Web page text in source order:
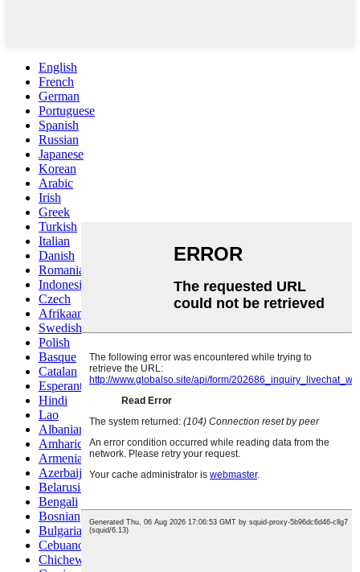
English
French
German
Portuguese
Spanish
Russian
Japanese
Korean
Arabic
Irish
Greek
Turkish
Italian
Danish
Romanian
Indonesian
Czech
Afrikaans
Swedish
Polish
Basque
Catalan
Esperanto
Hindi
Lao
Albanian
Amharic
Armenian
Azerbaijani
Belarusian
Bengali
Bosnian
Bulgarian
Cebuano
Chichewa